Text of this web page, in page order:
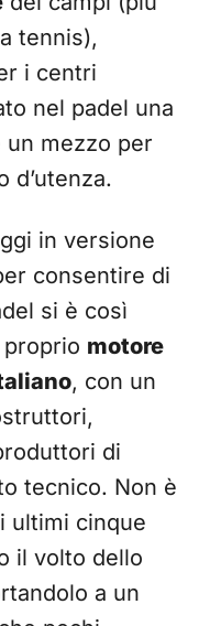
tennis),
i centri
nel padel una
mezzo per
d’utenza.
in versione
consentire di
si è così
motore
, con un
di
tecnico. Non è
ultimi cinque
il volto dello
a un